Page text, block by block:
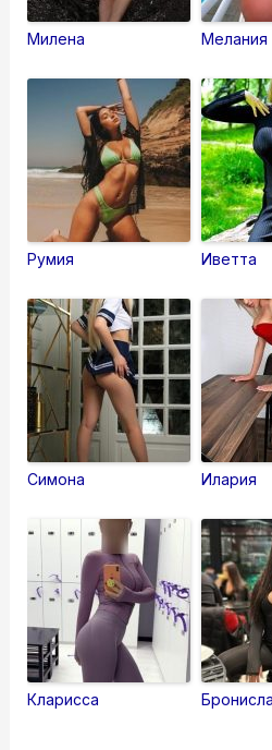
Милена Мелания
Румия Иветта
Симона Илария
Кларисса